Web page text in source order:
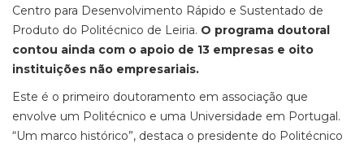
Centro para Desenvolvimento Rápido e Sustentado de
Produto do Politécnico de Leiria. O programa doutoral
contou ainda com o apoio de 13 empresas e oito
instituições não empresariais.
Este é o primeiro doutoramento em associação que
envolve um Politécnico e uma Universidade em Portugal.
“Um marco histórico”, destaca o presidente do Politécnico